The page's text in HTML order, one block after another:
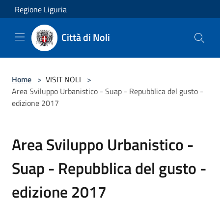
Salta al contenuto principale
Regione Liguria
Città di Noli
Home > VISIT NOLI >
Area Sviluppo Urbanistico - Suap - Repubblica del gusto -
edizione 2017
Area Sviluppo Urbanistico -
Suap - Repubblica del gusto -
edizione 2017